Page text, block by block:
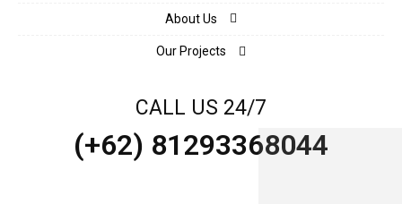
About Us
Our Projects
CALL US 24/7
(+62) 81293368044